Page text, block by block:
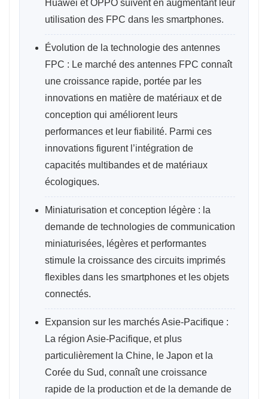
Huawei et OPPO suivent en augmentant leur
utilisation des FPC dans les smartphones.
Évolution de la technologie des antennes
FPC : Le marché des antennes FPC connaît
une croissance rapide, portée par les
innovations en matière de matériaux et de
conception qui améliorent leurs
performances et leur fiabilité. Parmi ces
innovations figurent l’intégration de
capacités multibandes et de matériaux
écologiques.
Miniaturisation et conception légère : la
demande de technologies de communication
miniaturisées, légères et performantes
stimule la croissance des circuits imprimés
flexibles dans les smartphones et les objets
connectés.
Expansion sur les marchés Asie-Pacifique :
La région Asie-Pacifique, et plus
particulièrement la Chine, le Japon et la
Corée du Sud, connaît une croissance
rapide de la production et de la demande de